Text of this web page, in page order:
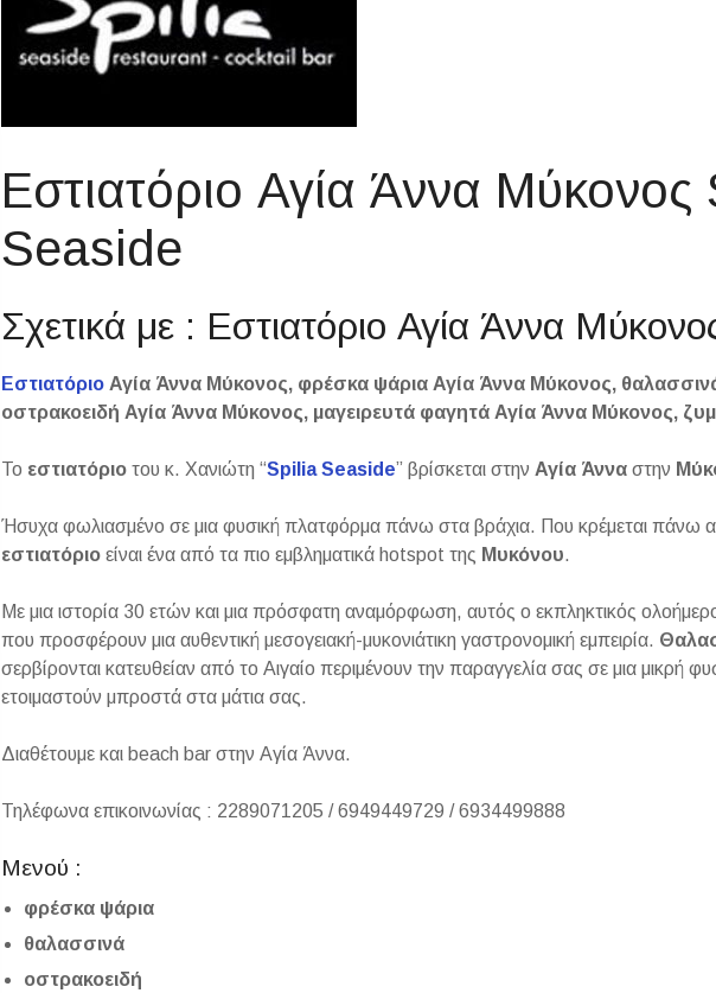
Εστιατόριο Αγία Άννα
Seaside
Σχετικά με : Εστιατόριο Αγία Άννα
Εστιατόριο Αγία Άννα Μύκονος, φρέσκα ψάρια Αγία Άννα Μύκονος,
οστρακοειδή Αγία Άννα Μύκονος, μαγειρευτά φαγητά Αγία Άννα Μύκονος,
Το εστιατόριο του κ. Χανιώτη “Spilia Seaside” βρίσκεται στην Αγία Άννα στην
Ήσυχα φωλιασμένο σε μια φυσική πλατφόρμα πάνω στα βράχια. Που κρέμεται πάνω
εστιατόριο είναι ένα από τα πιο εμβληματικά hotspot της Μυκόνου.
Με μια ιστορία 30 ετών και μια πρόσφατη αναμόρφωση, αυτός ο εκπληκτικός
που προσφέρουν μια αυθεντική μεσογειακή-μυκονιάτικη γαστρονομική εμπειρία.
σερβίρονται κατευθείαν από το Αιγαίο περιμένουν την παραγγελία σας σε μια μικρή
ετοιμαστούν μπροστά στα μάτια σας.
Διαθέτουμε και beach bar στην Αγία Άννα.
Τηλέφωνα επικοινωνίας : 2289071205 / 6949449729 / 6934499888
Μενού :
φρέσκα ψάρια
θαλασσινά
οστρακοειδή